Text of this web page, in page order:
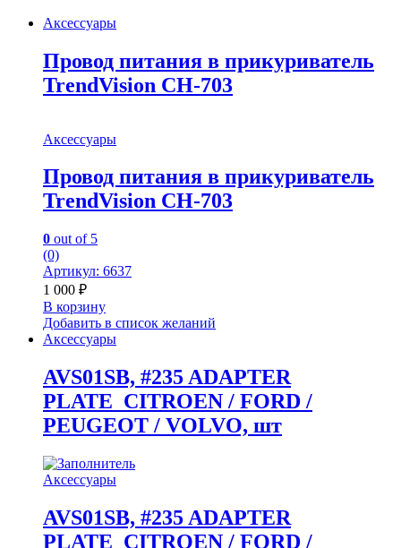
Аксессуары
Провод питания в прикуриватель
TrendVision CH-703
Аксессуары
Провод питания в прикуриватель
TrendVision CH-703
0 out of 5
(0)
Артикул: 6637
1 000 ₽
В корзину
Добавить в список желаний
Аксессуары
AVS01SB, #235 ADAPTER
PLATE_CITROEN / FORD /
PEUGEOT / VOLVO, шт
Аксессуары
AVS01SB, #235 ADAPTER
PLATE_CITROEN / FORD /